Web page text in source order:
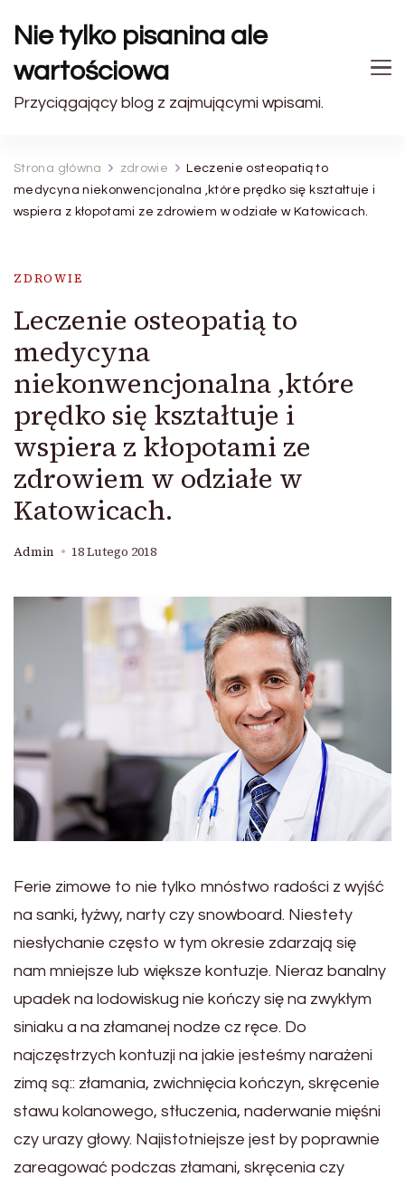
Nie tylko pisanina ale
wartościowa
Przyciągający blog z zajmującymi wpisami.
Strona główna zdrowie
Leczenie osteopatią to
medycyna niekonwencjonalna ,które prędko się kształtuje i
wspiera z kłopotami ze zdrowiem w odziałe w Katowicach.
ZDROWIE
Leczenie osteopatią to
medycyna
niekonwencjonalna ,które
prędko się kształtuje i
wspiera z kłopotami ze
zdrowiem w odziałe w
Katowicach.
Admin 18 Lutego 2018
Ferie zimowe to nie tylko mnóstwo radości z wyjść
na sanki, łyżwy, narty czy snowboard. Niestety
niesłychanie często w tym okresie zdarzają się
nam mniejsze lub większe kontuzje. Nieraz banalny
upadek na lodowiskug nie kończy się na zwykłym
siniaku a na złamanej nodze cz ręce. Do
najczęstrzych kontuzji na jakie jesteśmy narażeni
zimą są:: złamania, zwichnięcia kończyn, skręcenie
stawu kolanowego, stłuczenia, naderwanie mięśni
czy urazy głowy. Najistotniejsze jest by poprawnie
zareagować podczas złamani, skręcenia czy